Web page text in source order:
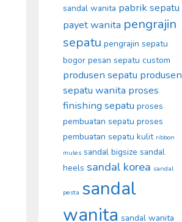
sandal wanita pabrik sepatu
payet wanita pengrajin
sepatu pengrajin sepatu
bogor pesan sepatu custom
produsen sepatu produsen
sepatu wanita proses
finishing sepatu proses
pembuatan sepatu proses
pembuatan sepatu kulit ribbon
mules sandal bigsize sandal
heels sandal korea sandal
pesta sandal
wanita sandal wanita